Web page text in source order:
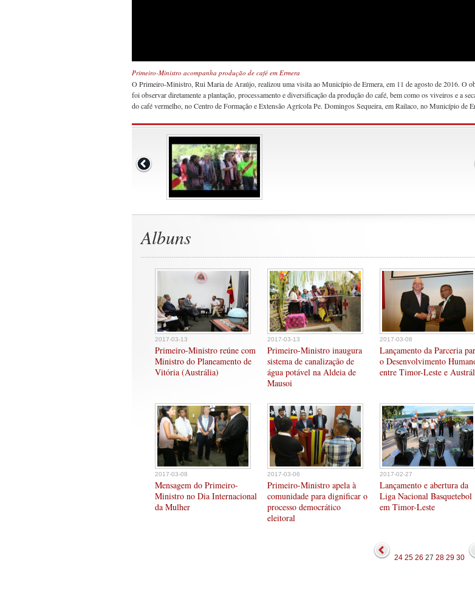
Primeiro-Ministro acompanha produção de café em Ermera
O Primeiro-Ministro, Rui Maria de Araújo, realizou uma visita ao Município de Ermera, em 11 de agosto de 2016. O
foi observar diretamente a plantação, processamento e diversificação da produção do café, bem como os viveiros e a
do café vermelho, no Centro de Formação e Extensão Agrícola Pe. Domingos Sequeira, em Railaco, no Município de
Albuns
2017-03-13
Primeiro-Ministro reúne com
Ministro do Planeamento de
Vitória (Austrália)
2017-03-13
Primeiro-Ministro inaugura
sistema de canalização de
água potável na Aldeia de
Mausoi
2017-03-08
Lançamento da Parceria
o Desenvolvimento
entre Timor-Leste e
2017-03-08
Mensagem do Primeiro-
Ministro no Dia Internacional
da Mulher
2017-03-06
Primeiro-Ministro apela à
comunidade para dignificar o
processo democrático
eleitoral
2017-02-27
Lançamento e abertura da
Liga Nacional Basquetebol
em Timor-Leste
24 25 26 27 28 29 30